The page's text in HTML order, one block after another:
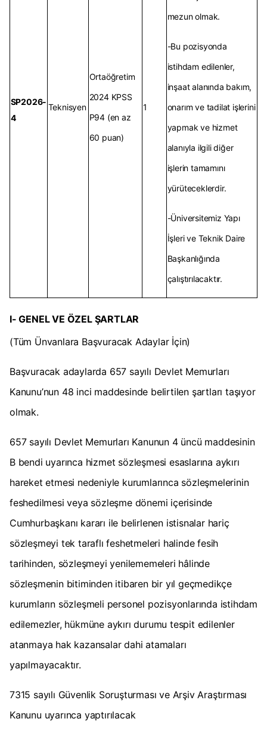
SP2026-
4
Teknisyen
Ortaöğretim
2024 KPSS
P94 (en az
60 puan)
1
mezun olmak.
-Bu pozisyonda
istihdam edilenler,
inşaat alanında bakım,
onarım ve tadilat işlerini
yapmak ve hizmet
alanıyla ilgili diğer
işlerin tamamını
yürüteceklerdir.
-Üniversitemiz Yapı
İşleri ve Teknik Daire
Başkanlığında
çalıştırılacaktır.
I- GENEL VE ÖZEL ŞARTLAR
(Tüm Ünvanlara Başvuracak Adaylar İçin)
Başvuracak adaylarda 657 sayılı Devlet Memurları
Kanunu’nun 48 inci maddesinde belirtilen şartları taşıyor
olmak.
657 sayılı Devlet Memurları Kanunun 4 üncü maddesinin
B bendi uyarınca hizmet sözleşmesi esaslarına aykırı
hareket etmesi nedeniyle kurumlarınca sözleşmelerinin
feshedilmesi veya sözleşme dönemi içerisinde
Cumhurbaşkanı kararı ile belirlenen istisnalar hariç
sözleşmeyi tek taraflı feshetmeleri halinde fesih
tarihinden, sözleşmeyi yenilememeleri hâlinde
sözleşmenin bitiminden itibaren bir yıl geçmedikçe
kurumların sözleşmeli personel pozisyonlarında istihdam
edilemezler, hükmüne aykırı durumu tespit edilenler
atanmaya hak kazansalar dahi atamaları
yapılmayacaktır.
7315 sayılı Güvenlik Soruşturması ve Arşiv Araştırması
Kanunu uyarınca yaptırılacak